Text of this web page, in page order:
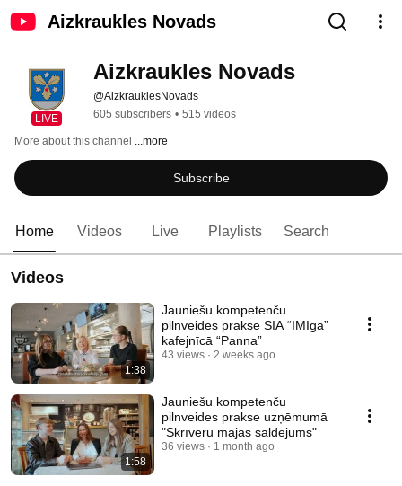
Aizkraukles Novads
LIVE
Aizkraukles Novads
@AizkrauklesNovads
605 subscribers • 515 videos
More about this channel ...more
Subscribe
Home Videos Live Playlists Search
Videos
1:38
Jauniešu kompetenču
pilnveides prakse SIA “IMIga”
kafejnīcā “Panna”
43 views 2 weeks ago
1:58
Jauniešu kompetenču
pilnveides prakse uzņēmumā
"Skrīveru mājas saldējums"
36 views 1 month ago